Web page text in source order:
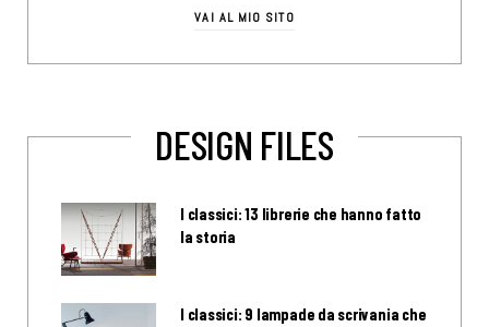
VAI AL MIO SITO
DESIGN FILES
I classici: 13 librerie che hanno fatto
la storia
I classici: 9 lampade da scrivania che